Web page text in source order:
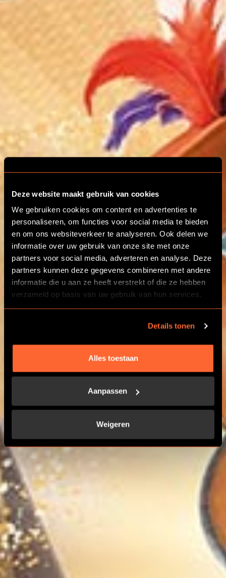
Deze website maakt gebruik van cookies
We gebruiken cookies om content en advertenties te
personaliseren, om functies voor social media te bieden
en om ons websiteverkeer te analyseren. Ook delen we
informatie over uw gebruik van onze site met onze
partners voor social media, adverteren en analyse. Deze
partners kunnen deze gegevens combineren met andere
informatie die u aan ze heeft verstrekt of die ze hebben
verzameld op basis van uw gebruik van hun services.
Details tonen
Alles toestaan
Aanpassen
Weigeren
ESCAPE ROOM
CADEAUBONNEN &
KERSTCADEAUS
AANBIEDEN